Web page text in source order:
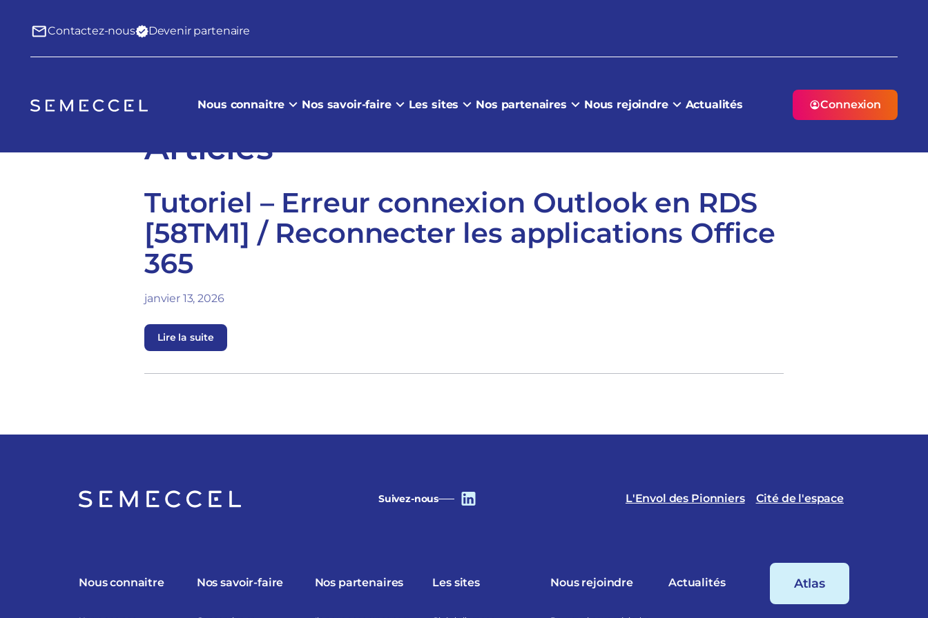
Contactez-nous Devenir partenaire
Nous connaitre Nos savoir-faire Les sites Nos partenaires Nous rejoindre Actualités Connexion
Articles
Tutoriel – Erreur connexion Outlook en RDS
[58TM1] / Reconnecter les applications Office
365
janvier 13, 2026
Lire la suite
Suivez-nous L'Envol des Pionniers Cité de l'espace
Nous connaitre Nos savoir-faire Nos partenaires Les sites Nous rejoindre Actualités Atlas